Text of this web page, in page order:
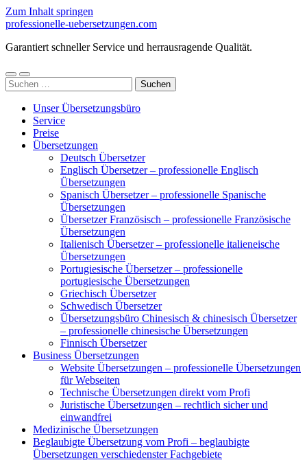
Zum Inhalt springen
professionelle-uebersetzungen.com
Garantiert schneller Service und herrausragende Qualität.
Mobile-
Menü
Suchfeld
ein-/ausblenden
Suchen
nach:
Unser Übersetzungsbüro
Service
Preise
Übersetzungen
Deutsch Übersetzer
Englisch Übersetzer – professionelle Englisch
Übersetzungen
Spanisch Übersetzer – professionelle Spanische
Übersetzungen
Übersetzer Französisch – professionelle Französische
Übersetzungen
Italienisch Übersetzer – professionelle italieneische
Übersetzungen
Portugiesische Übersetzer – professionelle
portugiesische Übersetzungen
Griechisch Übersetzer
Schwedisch Übersetzer
Übersetzungsbüro Chinesisch & chinesisch Übersetzer
– professionelle chinesische Übersetzungen
Finnisch Übersetzer
Business Übersetzungen
Website Übersetzungen – professionelle Übersetzungen
für Webseiten
Technische Übersetzungen direkt vom Profi
Juristische Übersetzungen – rechtlich sicher und
einwandfrei
Medizinische Übersetzungen
Beglaubigte Übersetzung vom Profi – beglaubigte
Übersetzungen verschiedenster Fachgebiete